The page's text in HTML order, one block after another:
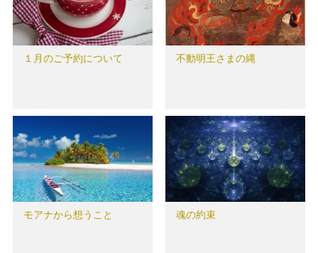
１月のご予約について 不動明王さまの縄
モアナから想うこと 魂の約束